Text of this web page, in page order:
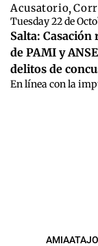
Acusatorio,
Tuesday 22 de
Salta:
de PAMI y
delitos de
En línea con la
AMIAATAJO